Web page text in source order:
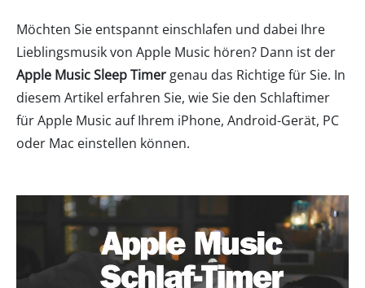
Möchten Sie entspannt einschlafen und dabei Ihre
Lieblingsmusik von Apple Music hören? Dann ist der
Apple Music Sleep Timer genau das Richtige für Sie. In
diesem Artikel erfahren Sie, wie Sie den Schlaftimer
für Apple Music auf Ihrem iPhone, Android-Gerät, PC
oder Mac einstellen können.